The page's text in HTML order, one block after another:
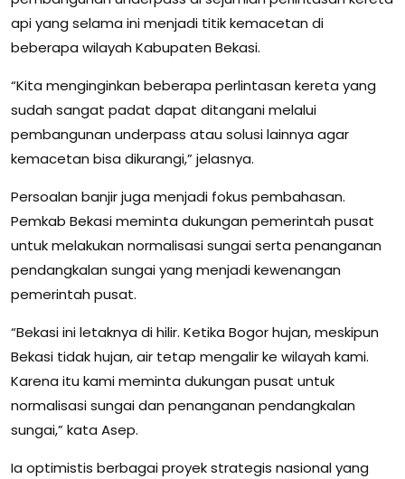
api yang selama ini menjadi titik kemacetan di
beberapa wilayah Kabupaten Bekasi.
“Kita menginginkan beberapa perlintasan kereta yang
sudah sangat padat dapat ditangani melalui
pembangunan underpass atau solusi lainnya agar
kemacetan bisa dikurangi,” jelasnya.
Persoalan banjir juga menjadi fokus pembahasan.
Pemkab Bekasi meminta dukungan pemerintah pusat
untuk melakukan normalisasi sungai serta penanganan
pendangkalan sungai yang menjadi kewenangan
pemerintah pusat.
“Bekasi ini letaknya di hilir. Ketika Bogor hujan, meskipun
Bekasi tidak hujan, air tetap mengalir ke wilayah kami.
Karena itu kami meminta dukungan pusat untuk
normalisasi sungai dan penanganan pendangkalan
sungai,” kata Asep.
Ia optimistis berbagai proyek strategis nasional yang